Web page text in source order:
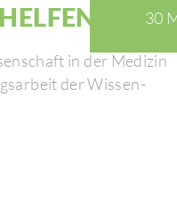
in der Medizin
der Wissen­
30